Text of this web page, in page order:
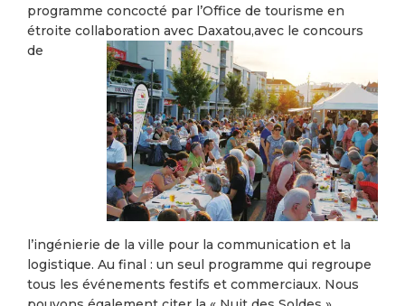
programme concocté par l’Office de tourisme en
étroite collaboration avec Daxatou,avec le concours
de
l’ingénierie de la ville pour la communication et la
logistique. Au final : un seul programme qui regroupe
tous les événements festifs et commerciaux. Nous